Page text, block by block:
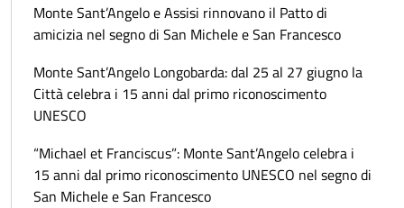
Monte Sant’Angelo e Assisi rinnovano il Patto di
amicizia nel segno di San Michele e San Francesco
Monte Sant’Angelo Longobarda: dal 25 al 27 giugno la
Città celebra i 15 anni dal primo riconoscimento
UNESCO
“Michael et Franciscus”: Monte Sant’Angelo celebra i
15 anni dal primo riconoscimento UNESCO nel segno di
San Michele e San Francesco